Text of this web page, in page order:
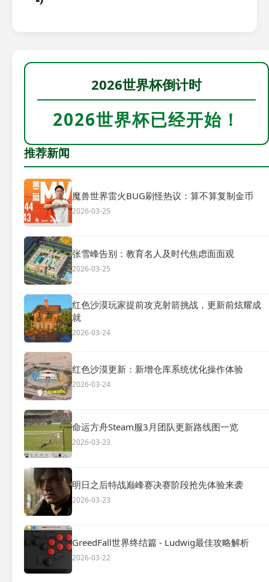
2026世界杯倒计时
2026世界杯已经开始！
推荐新闻
魔兽世界雷火BUG刷怪热议：算不算复制金币
2026-03-25
张雪峰告别：教育名人及时代焦虑面面观
2026-03-25
红色沙漠玩家提前攻克射箭挑战，更新前炫耀成
就
2026-03-24
红色沙漠更新：新增仓库系统优化操作体验
2026-03-24
命运方舟Steam服3月团队更新路线图一览
2026-03-23
明日之后特战巅峰赛决赛阶段抢先体验来袭
2026-03-23
GreedFall世界终结篇 - Ludwig最佳攻略解析
2026-03-22